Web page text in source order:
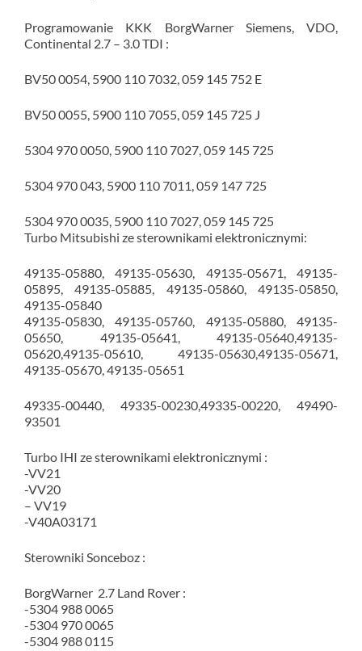
Programowanie KKK BorgWarner Siemens, VDO,
Continental 2.7 – 3.0 TDI :
BV50 0054, 5900 110 7032, 059 145 752 E
BV50 0055, 5900 110 7055, 059 145 725 J
5304 970 0050, 5900 110 7027, 059 145 725
5304 970 043, 5900 110 7011, 059 147 725
5304 970 0035, 5900 110 7027, 059 145 725
Turbo Mitsubishi ze sterownikami elektronicznymi:
49135-05880, 49135-05630, 49135-05671, 49135-
05895, 49135-05885, 49135-05860, 49135-05850,
49135-05840
49135-05830, 49135-05760, 49135-05880, 49135-
05650, 49135-05641, 49135-05640,49135-
05620,49135-05610, 49135-05630,49135-05671,
49135-05670, 49135-05651
49335-00440, 49335-00230,49335-00220, 49490-
93501
Turbo IHI ze sterownikami elektronicznymi :
-VV21
-VV20
– VV19
-V40A03171
Sterowniki Sonceboz :
BorgWarner 2.7 Land Rover :
-5304 988 0065
-5304 970 0065
-5304 988 0115